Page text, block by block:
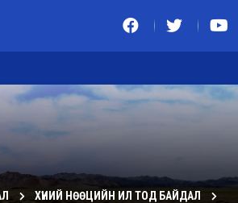
ХҮНИЙ НӨӨЦИЙН ИЛ ТОД БАЙДАЛ